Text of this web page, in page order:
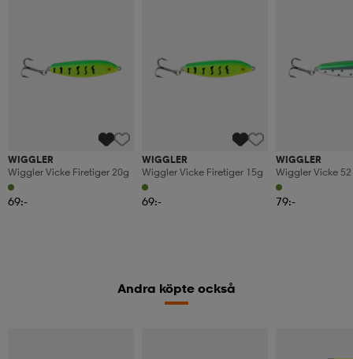
WIGGLER
Wiggler Vicke Firetiger 20g
69:-
WIGGLER
Wiggler Vicke Firetiger 15g
69:-
WIGGLER
Wiggler Vicke
79:-
Andra köpte också